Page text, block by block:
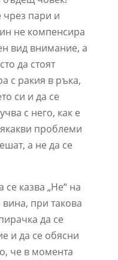
пари и
не компенсира
вид внимание, а
да стоят
с ракия в ръка,
си и да се
с него, как е
проблеми
а не да се
казва „Не“ на
вина, при такова
да се
и да се обясни
че в момента